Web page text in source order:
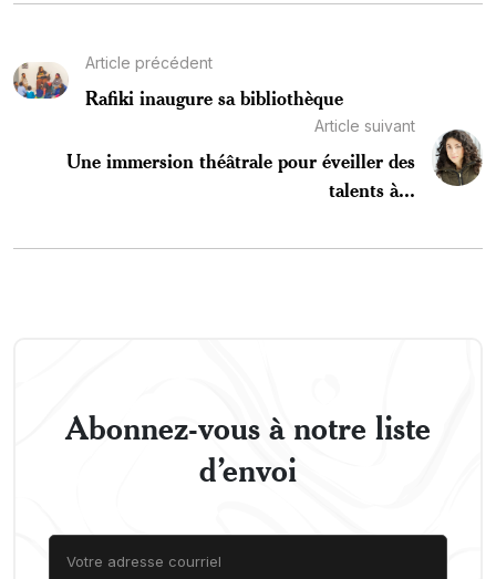
Article précédent
Rafiki inaugure sa bibliothèque
Article suivant
Une immersion théâtrale pour éveiller des
talents à...
Abonnez-vous à notre liste
d’envoi